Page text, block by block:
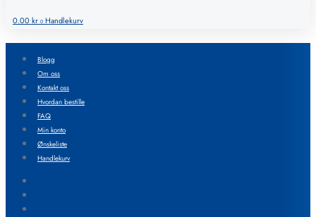
0.00kr 0 Handlekurv
Blogg
Om oss
Kontakt oss
Hvordan bestille
FAQ
Min konto
Ønskeliste
Handlekurv